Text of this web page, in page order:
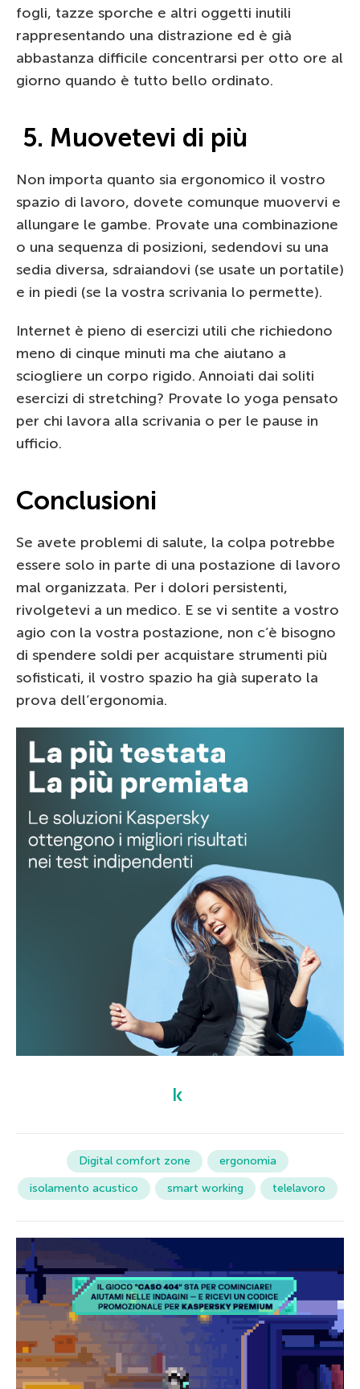
fogli, tazze sporche e altri oggetti inutili
rappresentando una distrazione ed è già
abbastanza difficile concentrarsi per otto ore al
giorno quando è tutto bello ordinato.
5. Muovetevi di più
Non importa quanto sia ergonomico il vostro
spazio di lavoro, dovete comunque muovervi e
allungare le gambe. Provate una combinazione
o una sequenza di posizioni, sedendovi su una
sedia diversa, sdraiandovi (se usate un portatile)
e in piedi (se la vostra scrivania lo permette).
Internet è pieno di esercizi utili che richiedono
meno di cinque minuti ma che aiutano a
sciogliere un corpo rigido. Annoiati dai soliti
esercizi di stretching? Provate lo yoga pensato
per chi lavora alla scrivania o per le pause in
ufficio.
Conclusioni
Se avete problemi di salute, la colpa potrebbe
essere solo in parte di una postazione di lavoro
mal organizzata. Per i dolori persistenti,
rivolgetevi a un medico. E se vi sentite a vostro
agio con la vostra postazione, non c’è bisogno
di spendere soldi per acquistare strumenti più
sofisticati, il vostro spazio ha già superato la
prova dell’ergonomia.
Digital comfort zone
ergonomia
isolamento acustico
smart working telelavoro